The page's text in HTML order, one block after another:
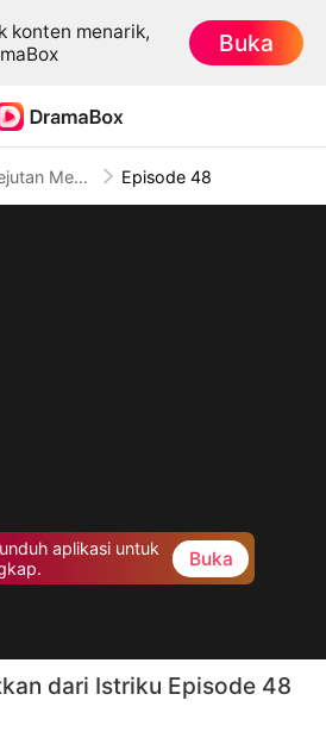
konten menarik,
Buka
Kejutan Menyakitkan dari Istriku Episode 48
aplikasi untuk
Buka
dari Istriku Episode 48